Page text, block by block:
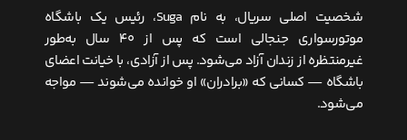
شخصیت اصلی سریال، به نام Suga، رئیس یک باشگاه
موتورسواری جنجالی است که پس از ۴۰ سال به‌طور
غیرمنتظره از زندان آزاد می‌شود. پس از آزادی، با خیانت اعضای
باشگاه — کسانی که «برادران» او خوانده می‌شوند — مواجه
می‌شود.